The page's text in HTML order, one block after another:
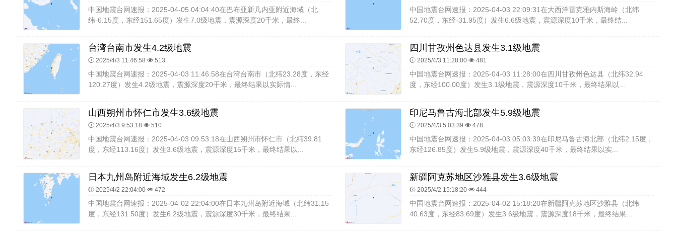
中国地震台网速报：2025-04-05 04:04:40在巴布亚新几内亚附近海域（北
纬-6.15度，东经151.65度）发生7.0级地震，震源深度20千米，最终...
中国地震台网速报：2025-04-03 22:09:31在大西洋雷克雅内斯海岭（北纬
52.70度，东经-31.95度）发生6.6级地震，震源深度10千米，最终结...
台湾台南市发生4.2级地震
2025/4/3 11:46:58 513
中国地震台网速报：2025-04-03 11:46:58在台湾台南市（北纬23.28度，东经
120.27度）发生4.2级地震，震源深度20千米，最终结果以实际情...
四川甘孜州色达县发生3.1级地震
2025/4/3 11:28:00 481
中国地震台网速报：2025-04-03 11:28:00在四川甘孜州色达县（北纬32.94
度，东经100.00度）发生3.1级地震，震源深度10千米，最终结果以...
山西朔州市怀仁市发生3.6级地震
2025/4/3 9:53:18 510
中国地震台网速报：2025-04-03 09:53:18在山西朔州市怀仁市（北纬39.81
度，东经113.16度）发生3.6级地震，震源深度15千米，最终结果以...
印尼马鲁古海北部发生5.9级地震
2025/4/3 5:03:39 478
中国地震台网速报：2025-04-03 05:03:39在印尼马鲁古海北部（北纬2.15度，
东经126.85度）发生5.9级地震，震源深度40千米，最终结果以实...
日本九州岛附近海域发生6.2级地震
2025/4/2 22:04:00 472
中国地震台网速报：2025-04-02 22:04:00在日本九州岛附近海域（北纬31.15
度，东经131.50度）发生6.2级地震，震源深度30千米，最终结果...
新疆阿克苏地区沙雅县发生3.6级地震
2025/4/2 15:18:20 444
中国地震台网速报：2025-04-02 15:18:20在新疆阿克苏地区沙雅县（北纬
40.63度，东经83.69度）发生3.6级地震，震源深度18千米，最终结果...